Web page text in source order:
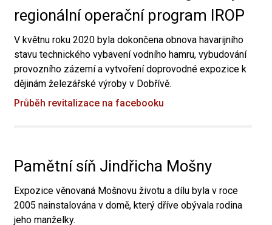
regionální operační program IROP
V květnu roku 2020 byla dokončena obnova havarijního
stavu technického vybavení vodního hamru, vybudování
provozního zázemí a vytvoření doprovodné expozice k
dějinám železářské výroby v Dobřívě.
Průběh revitalizace na facebooku
Pamětní síň Jindřicha Mošny
Expozice věnovaná Mošnovu životu a dílu byla v roce
2005 nainstalována v domě, který dříve obývala rodina
jeho manželky.